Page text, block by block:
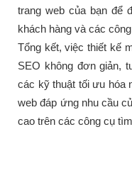
trang web của bạn để
khách hàng và các
Tổng kết, việc thiết kế
SEO không đơn giản,
các kỹ thuật tối ưu hóa
web đáp ứng nhu cầu
cao trên các công cụ